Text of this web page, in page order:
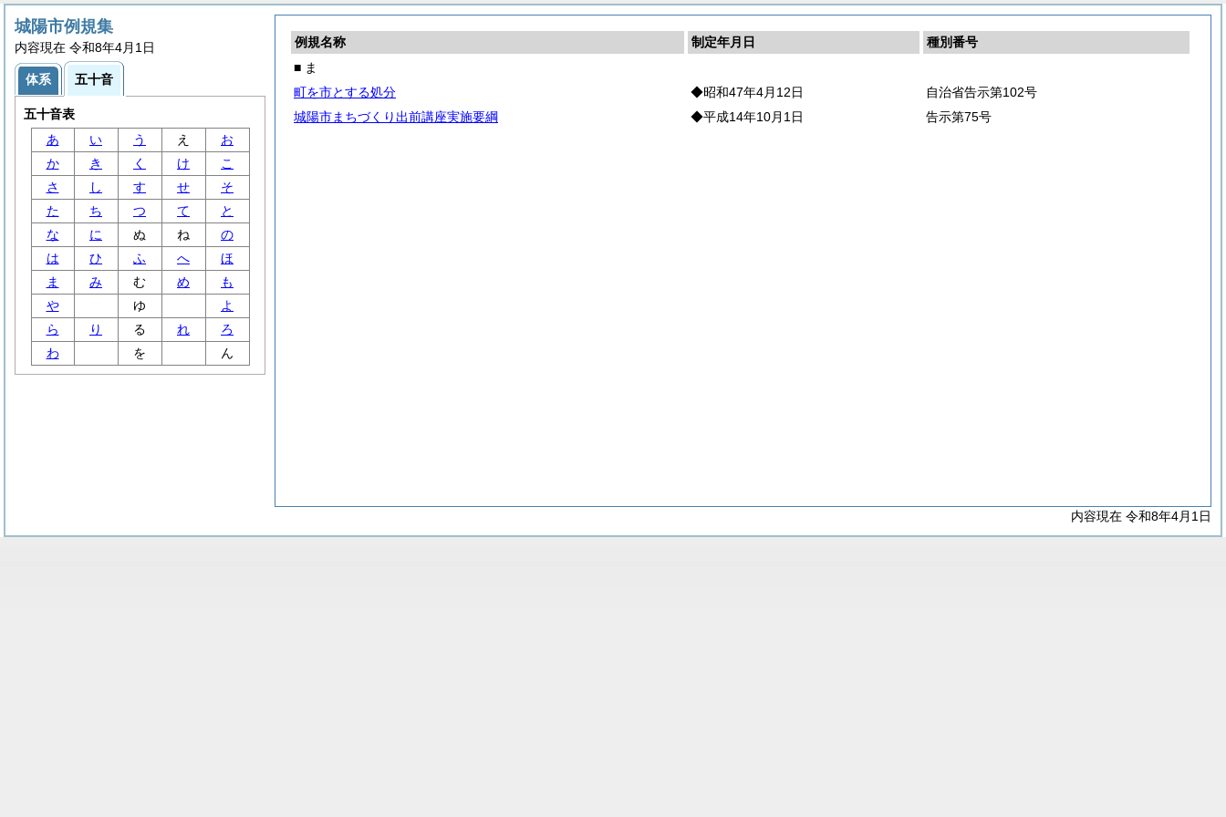
例規名称 制定年月日
種別番号
■ ま
町を市とする処分
◆昭和47年4月12日
自治省告示第102号
城陽市まちづくり出前講座実施要綱
◆平成14年10月1日 告示第75号
内容現在 令和8年4月1日
城陽市例規集
内容現在 令和8年4月1日
体系 五十音
五十音表
あ
い う え
お
か
き く け
こ
さ
し す せ
そ
た
ち つ て
と
な
に ぬ ね
の
は
ひ ふ へ
ほ
ま
み む め
も
や
ゆ
よ
ら
り る れ
ろ
わ
を ん